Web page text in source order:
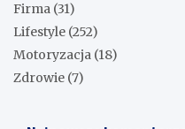
Firma (31)
Lifestyle (252)
Motoryzacja (18)
Zdrowie (7)